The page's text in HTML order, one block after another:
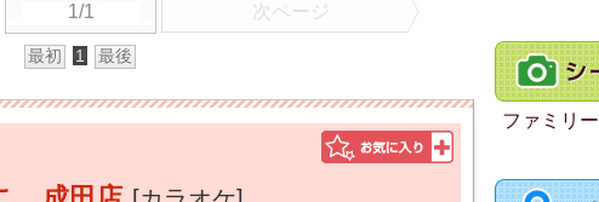
1/1 次ページ
最初 1 最後
ファミリー